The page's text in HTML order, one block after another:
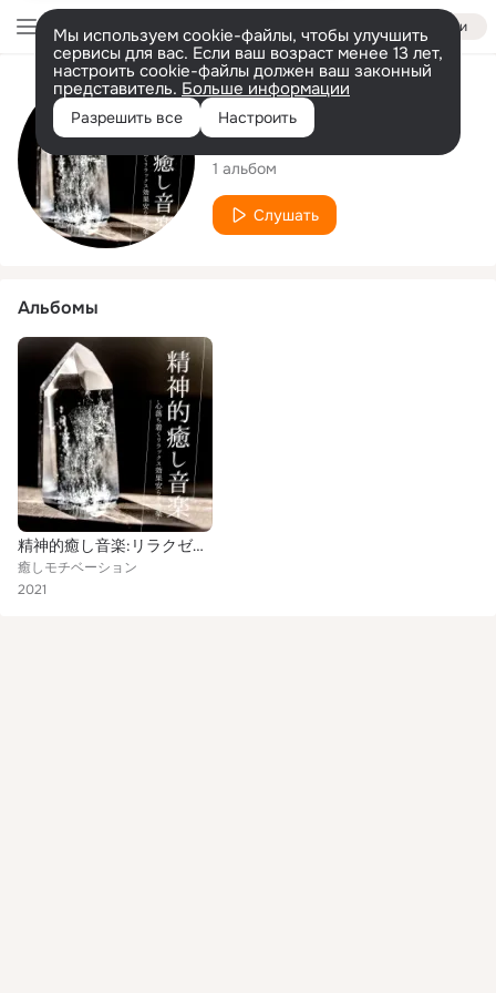
Войти
Мы используем cookie-файлы, чтобы улучшить
сервисы для вас. Если ваш возраст менее 13 лет,
настроить cookie-файлы должен ваш законный
представитель. Больше информации
Разрешить все Настроить
Исполнитель
癒しモチベーション
1 альбом
Слушать
Альбомы
精神的癒し音楽:リラクゼーションチベット仏教心安定ＢＧＭ・禅癒し心落ち着く瞑想サウンド
癒しモチベーション
2021